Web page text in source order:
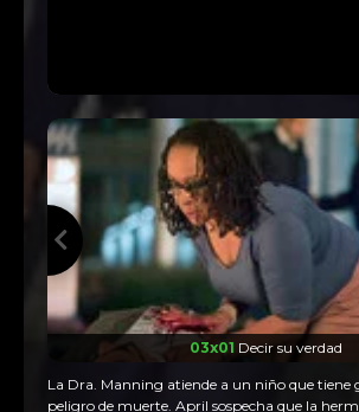
03x01 Decir su verdad
La Dra. Manning atiende a un niño que tiene
peligro de muerte. April sospecha que la